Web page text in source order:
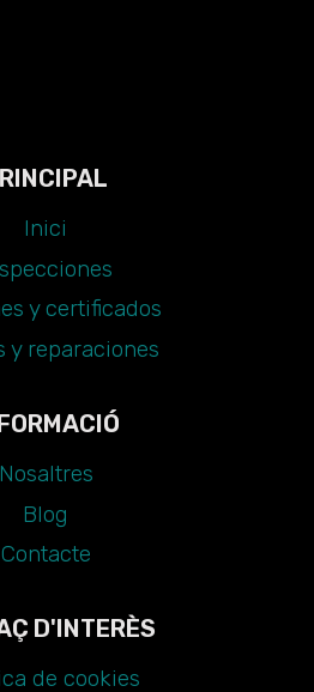
EN
INSTALACIÓN
Inici
y certificados
y reparaciones
Nosaltres
Blog
Contacte
D'INTERÈS
de cookies